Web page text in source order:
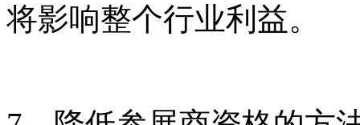
将影响整个行业利益。